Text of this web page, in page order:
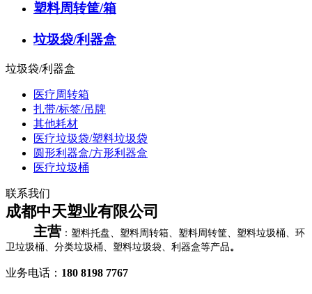
塑料周转筐/箱
垃圾袋/利器盒
垃圾袋/利器盒
医疗周转箱
扎带/标签/吊牌
其他耗材
医疗垃圾袋/塑料垃圾袋
圆形利器盒/方形利器盒
医疗垃圾桶
联系我们
成都中天塑业有限公司
主营 ：塑料托盘、塑料周转箱、塑料周转筐、塑料垃圾桶、环
卫垃圾桶、分类垃圾桶、塑料垃圾袋、利器盒等产品。
业务电话： 180 8198 7767